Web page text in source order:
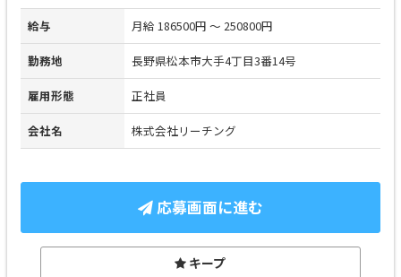
給与 月給 186500円 ～ 250800円
勤務地 長野県松本市大手4丁目3番14号
雇用形態 正社員
会社名 株式会社リーチング
応募画面に進む
キープ